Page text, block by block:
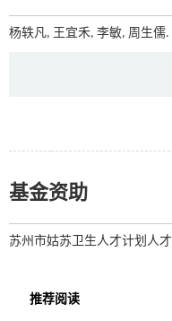
杨轶凡, 王宜禾, 李敏, 周生儒.
基金资助
苏州市姑苏卫生人才计划人才